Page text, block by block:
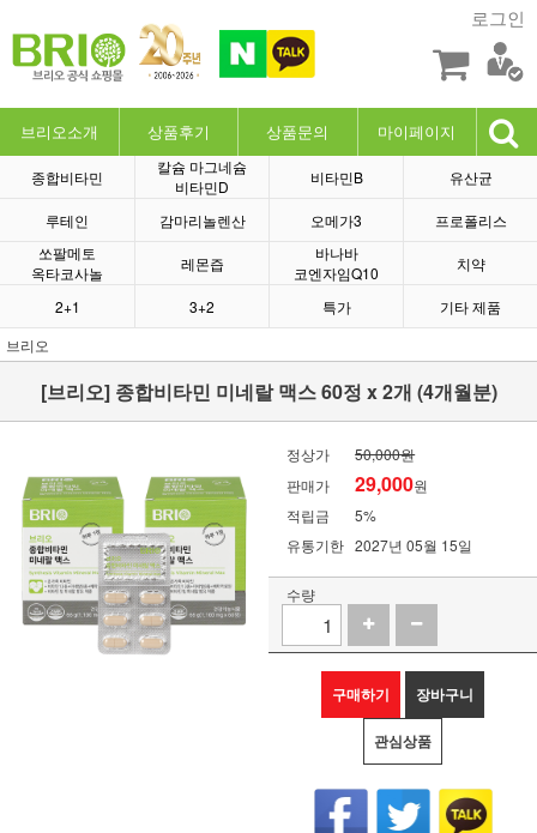
로그인
브리오소개 상품후기 상품문의 마이페이지
종합비타민
칼슘 마그네슘
비타민D
비타민B 유산균
루테인 감마리놀렌산 오메가3
프로폴리스
쏘팔메토
옥타코사놀
레몬즙
바나바
코엔자임Q10
치약
2+1 3+2 특가
기타 제품
브리오
[브리오] 종합비타민 미네랄 맥스 60정 x 2개 (4개월분)
정상가
50,000원
판매가
29,000원
적립금
5%
유통기한 2027년 05월 15일
수량
구매하기 장바구니
관심상품